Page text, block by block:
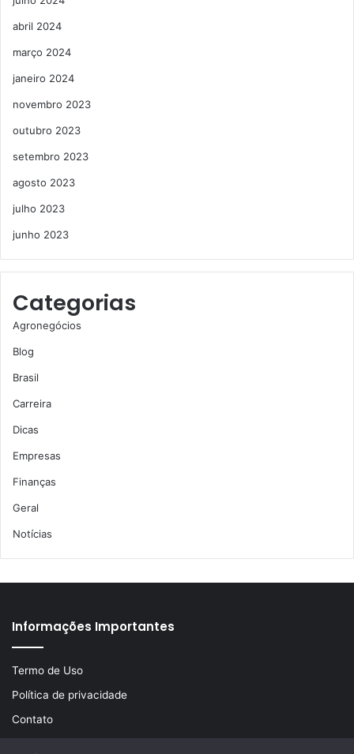
abril 2024
março 2024
janeiro 2024
novembro 2023
outubro 2023
setembro 2023
agosto 2023
julho 2023
junho 2023
Categorias
Agronegócios
Blog
Brasil
Carreira
Dicas
Empresas
Finanças
Geral
Notícias
Informações Importantes
Termo de Uso
Política de privacidade
Contato